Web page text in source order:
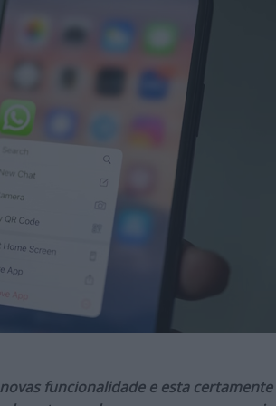
funcionalidade e esta certamente